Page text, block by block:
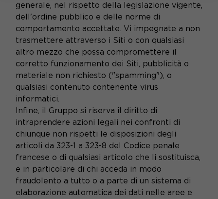
generale, nel rispetto della legislazione vigente,
dell'ordine pubblico e delle norme di
comportamento accettate. Vi impegnate a non
trasmettere attraverso i Siti o con qualsiasi
altro mezzo che possa compromettere il
corretto funzionamento dei Siti, pubblicità o
materiale non richiesto ("spamming"), o
qualsiasi contenuto contenente virus
informatici.
Infine, il Gruppo si riserva il diritto di
intraprendere azioni legali nei confronti di
chiunque non rispetti le disposizioni degli
articoli da 323-1 a 323-8 del Codice penale
francese o di qualsiasi articolo che li sostituisca,
e in particolare di chi acceda in modo
fraudolento a tutto o a parte di un sistema di
elaborazione automatica dei dati nelle aree e